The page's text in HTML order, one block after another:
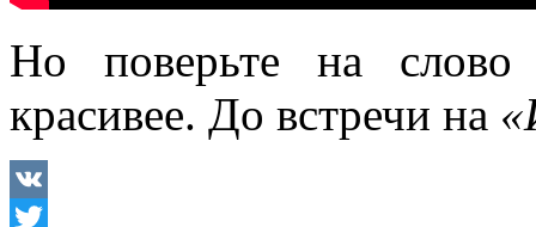
Но поверьте на
красивее. До встречи на
VK